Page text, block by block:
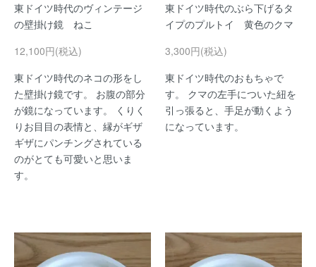
東ドイツ時代のヴィンテージ
の壁掛け鏡 ねこ
12,100円(税込)
東ドイツ時代のネコの形をし
た壁掛け鏡です。 お腹の部分
が鏡になっています。 くりく
りお目目の表情と、縁がギザ
ギザにパンチングされている
のがとても可愛いと思いま
す。
東ドイツ時代のぶら下げるタ
イプのプルトイ 黄色のクマ
3,300円(税込)
東ドイツ時代のおもちゃで
す。 クマの左手についた紐を
引っ張ると、手足が動くよう
になっています。